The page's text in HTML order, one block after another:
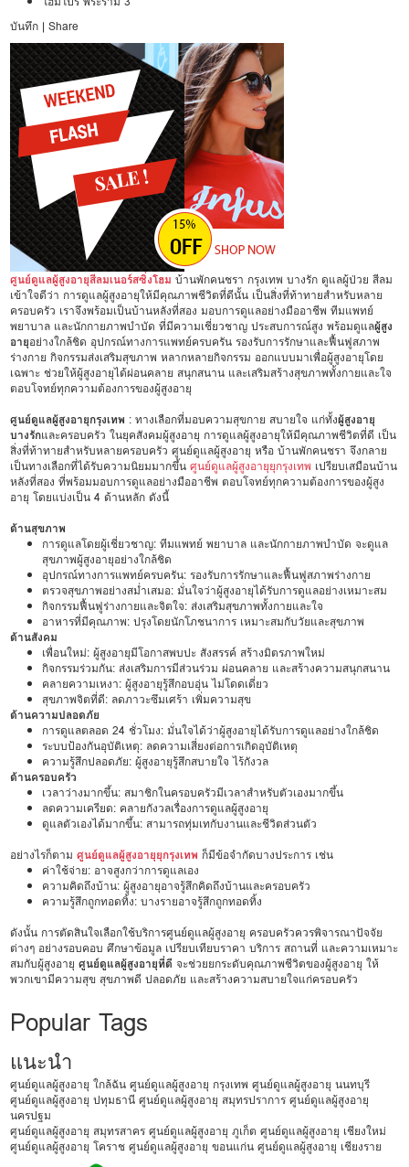
บันทึก | Share
ศูนย์ดูแลผู้สูงอายุสีลมเนอร์สซิ่งโฮมบ้านพักคนชรา กรุงเทพ บางรัก ดูแลผู้ป่วย สีลม
เข้าใจดีว่า การดูแลผู้สูงอายุให้มีคุณภาพชีวิตที่ดีนั้น เป็นสิ่งที่ท้าทายสำหรับหลาย
ครอบครัว เราจึงพร้อมเป็นบ้านหลังที่สอง มอบการดูแลอย่างมืออาชีพ ทีมแพทย์
พยาบาล และนักกายภาพบำบัด ที่มีความเชี่ยวชาญ ประสบการณ์สูง พร้อมดูแลผู้สูง
อายุอย่างใกล้ชิด อุปกรณ์ทางการแพทย์ครบครัน รองรับการรักษาและฟื้นฟูสภาพ
ร่างกาย กิจกรรมส่งเสริมสุขภาพ หลากหลายกิจกรรม ออกแบบมาเพื่อผู้สูงอายุโดย
เฉพาะ ช่วยให้ผู้สูงอายุได้ผ่อนคลาย สนุกสนาน และเสริมสร้างสุขภาพทั้งกายและใจ
ตอบโจทย์ทุกความต้องการของผู้สูงอายุ
ศูนย์ดูแลผู้สูงอายุกรุงเทพ : ทางเลือกที่มอบความสุขกาย สบายใจ แก่ทั้งผู้สูงอายุ
บางรักและครอบครัว ในยุคสังคมผู้สูงอายุ การดูแลผู้สูงอายุให้มีคุณภาพชีวิตที่ดี เป็น
สิ่งที่ท้าทายสำหรับหลายครอบครัว ศูนย์ดูแลผู้สูงอายุ หรือ บ้านพักคนชรา จึงกลาย
เป็นทางเลือกที่ได้รับความนิยมมากขึ้นศูนย์ดูแลผู้สูงอายุยุกรุงเทพ เปรียบเสมือนบ้าน
หลังที่สอง ที่พร้อมมอบการดูแลอย่างมืออาชีพ ตอบโจทย์ทุกความต้องการของผู้สูง
อายุ โดยแบ่งเป็น 4 ด้านหลัก ดังนี้
ด้านสุขภาพ
การดูแลโดยผู้เชี่ยวชาญ: ทีมแพทย์ พยาบาล และนักกายภาพบำบัด จะดูแล
สุขภาพผู้สูงอายุอย่างใกล้ชิด
อุปกรณ์ทางการแพทย์ครบครัน: รองรับการรักษาและฟื้นฟูสภาพร่างกาย
ตรวจสุขภาพอย่างสม่ำเสมอ: มั่นใจว่าผู้สูงอายุได้รับการดูแลอย่างเหมาะสม
กิจกรรมฟื้นฟูร่างกายและจิตใจ: ส่งเสริมสุขภาพทั้งกายและใจ
อาหารที่มีคุณภาพ: ปรุงโดยนักโภชนาการ เหมาะสมกับวัยและสุขภาพ
ด้านสังคม
เพื่อนใหม่: ผู้สูงอายุมีโอกาสพบปะ สังสรรค์ สร้างมิตรภาพใหม่
กิจกรรมร่วมกัน: ส่งเสริมการมีส่วนร่วม ผ่อนคลาย และสร้างความสนุกสนาน
คลายความเหงา: ผู้สูงอายุรู้สึกอบอุ่น ไม่โดดเดี่ยว
สุขภาพจิตที่ดี: ลดภาวะซึมเศร้า เพิ่มความสุข
ด้านความปลอดภัย
การดูแลตลอด 24 ชั่วโมง: มั่นใจได้ว่าผู้สูงอายุได้รับการดูแลอย่างใกล้ชิด
ระบบป้องกันอุบัติเหตุ: ลดความเสี่ยงต่อการเกิดอุบัติเหตุ
ความรู้สึกปลอดภัย: ผู้สูงอายุรู้สึกสบายใจ ไร้กังวล
ด้านครอบครัว
เวลาว่างมากขึ้น: สมาชิกในครอบครัวมีเวลาสำหรับตัวเองมากขึ้น
ลดความเครียด: คลายกังวลเรื่องการดูแลผู้สูงอายุ
ดูแลตัวเองได้มากขึ้น: สามารถทุ่มเทกับงานและชีวิตส่วนตัว
อย่างไรก็ตามศูนย์ดูแลผู้สูงอายุยุกรุงเทพ ก็มีข้อจำกัดบางประการ เช่น
ค่าใช้จ่าย: อาจสูงกว่าการดูแลเอง
ความคิดถึงบ้าน: ผู้สูงอายุอาจรู้สึกคิดถึงบ้านและครอบครัว
ความรู้สึกถูกทอดทิ้ง: บางรายอาจรู้สึกถูกทอดทิ้ง
ดังนั้น การตัดสินใจเลือกใช้บริการศูนย์ดูแลผู้สูงอายุ ครอบครัวควรพิจารณาปัจจัย
ต่างๆ อย่างรอบคอบ ศึกษาข้อมูล เปรียบเทียบราคา บริการ สถานที่ และความเหมาะ
สมกับผู้สูงอายุศูนย์ดูแลผู้สูงอายุที่ดี จะช่วยยกระดับคุณภาพชีวิตของผู้สูงอายุ ให้
พวกเขามีความสุข สุขภาพดี ปลอดภัย และสร้างความสบายใจแก่ครอบครัว
Popular Tags
แนะนำ
ศูนย์ดูแลผู้สูงอายุ ใกล้ฉัน ศูนย์ดูแลผู้สูงอายุ กรุงเทพ ศูนย์ดูแลผู้สูงอายุ นนทบุรี
ศูนย์ดูแลผู้สูงอายุ ปทุมธานี ศูนย์ดูแลผู้สูงอายุ สมุทรปราการ ศูนย์ดูแลผู้สูงอายุ
นครปฐม
ศูนย์ดูแลผู้สูงอายุ สมุทรสาคร ศูนย์ดูแลผู้สูงอายุ ภูเก็ต ศูนย์ดูแลผู้สูงอายุ เชียงใหม่
ศูนย์ดูแลผู้สูงอายุ โคราช ศูนย์ดูแลผู้สูงอายุ ขอนแก่น ศูนย์ดูแลผู้สูงอายุ เชียงราย